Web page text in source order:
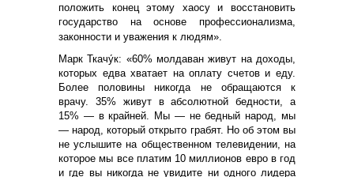
положить конец этому хаосу и восстановить
государство на основе профессионализма,
законности и уважения к людям».
Марк Ткачу́к: «60% молдаван живут на доходы,
которых едва хватает на оплату счетов и еду.
Более половины никогда не обращаются к
врачу. 35% живут в абсолютной бедности, а
15% — в крайней. Мы — не бедный народ, мы
— народ, который открыто грабят. Но об этом вы
не услышите на общественном телевидении, на
которое мы все платим 10 миллионов евро в год
и где вы никогда не увидите ни одного лидера